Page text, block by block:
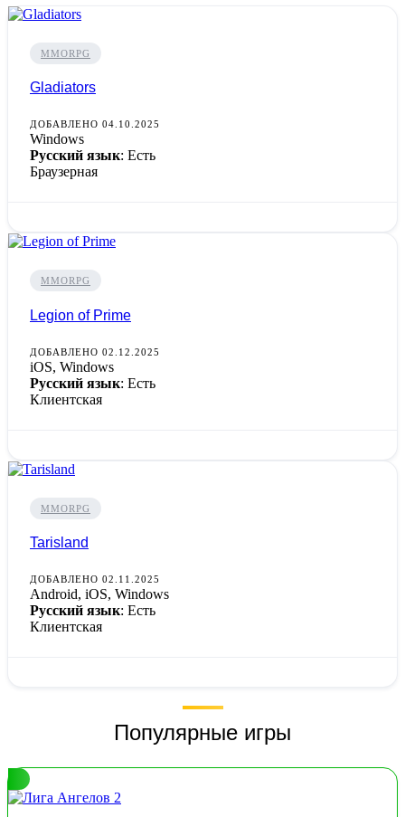
MMORPG
Gladiators
ДОБАВЛЕНО 04.10.2025
Windows
Русский язык: Есть
Браузерная
MMORPG
Legion of Prime
ДОБАВЛЕНО 02.12.2025
iOS, Windows
Русский язык: Есть
Клиентская
MMORPG
Tarisland
ДОБАВЛЕНО 02.11.2025
Android, iOS, Windows
Русский язык: Есть
Клиентская
Популярные игры